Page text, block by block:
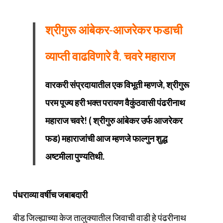
श्रीगुरू आंबेकर-आजरेकर फडाची
व्याप्ती वाढविणारे वै. चवरे महाराज
वारकरी संप्रदायातील एक विभूती म्हणजे, श्रीगुरू
परम पूज्य हरी भक्त परायण वैकुंठवासी पंढरीनाथ
महाराज चवरे! ( श्रीगुरु आंबेकर उर्फ आजरेकर
फड) महाराजांची आज म्हणजे फाल्गुन शुद्ध
अष्टमीला पुण्यतिथी.
पंधराव्या वर्षीच जबाबदारी
बीड जिल्ह्याच्या केज तालुक्यातील जिवाची वाडी हे पंढरीनाथ